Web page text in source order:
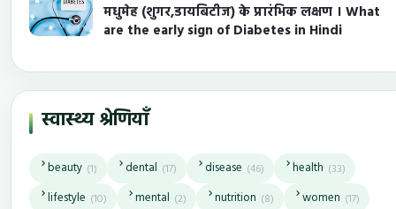
मधुमेह (शुगर,डायबिटीज) के प्रारंभिक लक्षण । What
are the early sign of Diabetes in Hindi
स्वास्थ्य श्रेणियाँ
beauty (1) dental (17) disease (46) health (33)
lifestyle (10) mental (2) nutrition (8) women (17)